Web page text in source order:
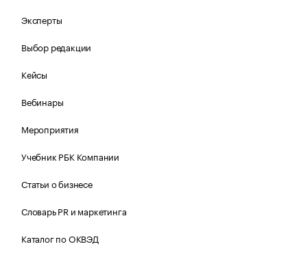
Эксперты
Выбор редакции
Кейсы
Вебинары
Мероприятия
Учебник РБК Компании
Статьи о бизнесе
Словарь PR и маркетинга
Каталог по ОКВЭД